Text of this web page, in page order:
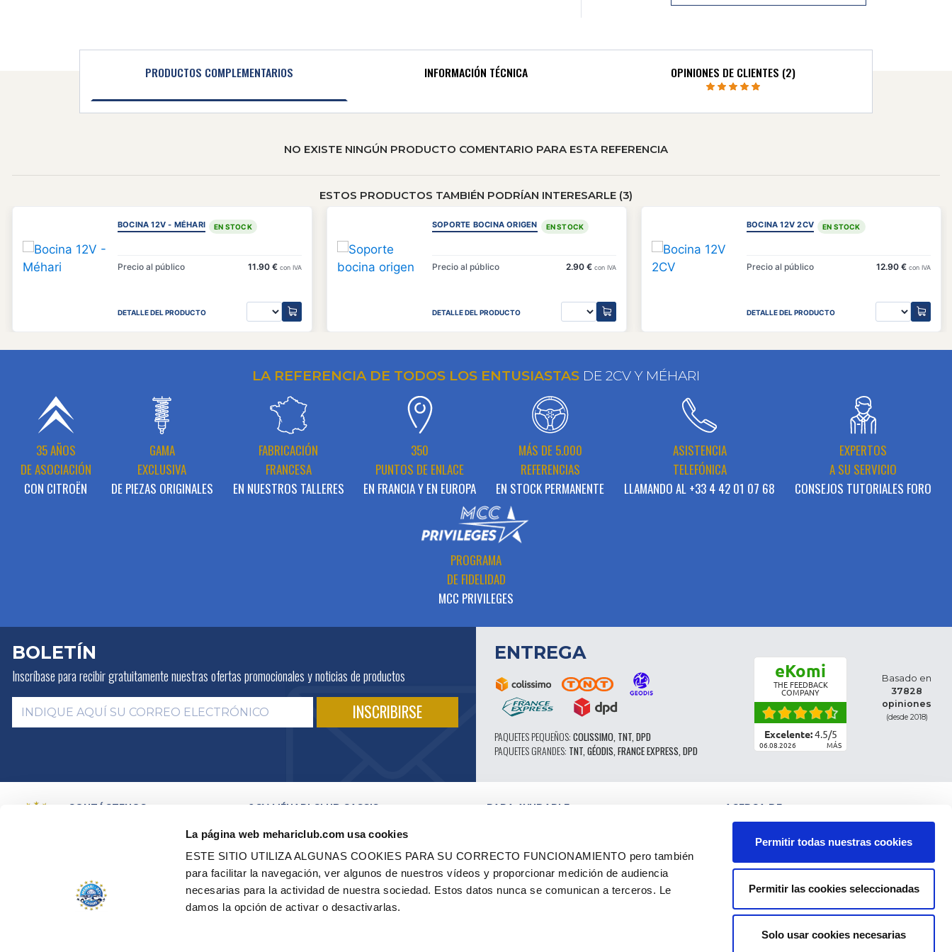
La página web mehariclub.com usa cookies
ESTE SITIO UTILIZA ALGUNAS COOKIES PARA SU CORRECTO FUNCIONAMIENTO pero también
para facilitar la navegación, ver algunos de nuestros vídeos y proporcionar medición de audiencia
necesarias para la actividad de nuestra sociedad. Estos datos nunca se comunican a terceros. Le
damos la opción de activar o desactivarlas.
Permitir todas nuestras cookies
Permitir las cookies seleccionadas
Solo usar cookies necesarias
PRODUCTOS COMPLEMENTARIOS INFORMACIÓN TÉCNICA OPINIONES DE CLIENTES (2)
NO EXISTE NINGÚN PRODUCTO COMENTARIO PARA ESTA REFERENCIA
ESTOS PRODUCTOS TAMBIÉN PODRÍAN INTERESARLE (3)
BOCINA 12V - MÉHARI EN STOCK
Precio al público 11.90 € con IVA
DETALLE DEL PRODUCTO
SOPORTE BOCINA ORIGEN EN STOCK
Precio al público 2.90 € con IVA
DETALLE DEL PRODUCTO
BOCINA 12V 2CV EN STOCK
Precio al público 12.90 € con IVA
DETALLE DEL PRODUCTO
LA REFERENCIA DE TODOS LOS ENTUSIASTAS DE 2CV Y MÉHARI
35 AÑOS
DE ASOCIACIÓN
CON CITROËN
GAMA
EXCLUSIVA
DE PIEZAS ORIGINALES
FABRICACIÓN
FRANCESA
EN NUESTROS TALLERES
350
PUNTOS DE ENLACE
EN FRANCIA Y EN EUROPA
MÁS DE 5.000
REFERENCIAS
EN STOCK PERMANENTE
ASISTENCIA
TELEFÓNICA
LLAMANDO AL +33 4 42 01 07 68
EXPERTOS
A SU SERVICIO
CONSEJOS TUTORIALES FORO
PROGRAMA
DE FIDELIDAD
MCC PRIVILEGES
BOLETÍN
Inscríbase para recibir gratuitamentenuestras ofertas promocionales y noticias de productos
ENTREGA
PAQUETES PEQUEÑOS: COLISSIMO, TNT, DPD
PAQUETES GRANDES: TNT, GÉODIS, FRANCE EXPRESS, DPD
eKomi
THE FEEDBACK
COMPANY
Excelente:4.5/5
06.08.2026 MÁS
Basado en
37828
opiniones
(desde 2018)
CONTÁCTENOS
+ 33 (0)4 42
12h00 / 14h00 – 17h00
Miércoles, viernes:
09h00 –
12h00
2CV MÉHARI CLUB CASSIS
ACTIVIDADES
PRESENTACIÓN EN VÍDEO
RED DE TALLERES AUTORIZADOS
CERTIFICACIONES Y ETIQUETAS
RESTAURACIÓN - RENOVACIÓN
PARA AYUDARLE
CATÁLOGO
PIEZAS 602 - ALTO RENDIMIENTO
NEUMÁTICOS MICHELIN CLÁSICOS
ACERCA DE
CLASIFICACIÓN DE LAS PIEZAS
CONDICIONES GENERALES DE VENTA
NOTAS LEGALES
DATOS PERSONALES Y COOKIES
GASTOS DE ENVÍO